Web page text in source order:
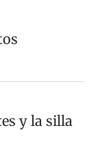
y la silla